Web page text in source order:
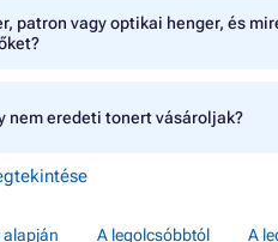
patron vagy optikai henger, és
nem eredeti tonert vásároljak?
alapján A legolcsóbbtól A